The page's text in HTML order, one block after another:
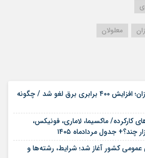
معلولان
خبر خوب برای کشاورزان؛ افزایش ۴۰۰ برابری برق لغو شد / چگونه
ماکسیما، لاماری، فونیکس،
چند؟+ جدول مردادماه ۱۴۰۵
عمومی کشور آغاز شد؛ شرایط، رشته‌ها و